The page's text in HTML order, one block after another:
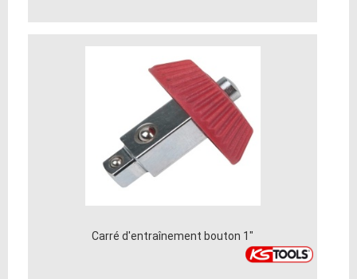
Carré d'entraînement bouton 1"